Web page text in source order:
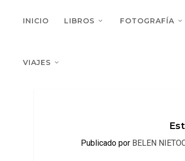
INICIO LIBROS FOTOGRAFÍA
VIAJES
Publicado por BELEN